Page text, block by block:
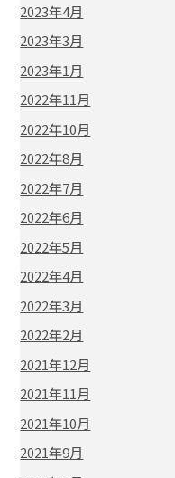
2023年4月
2023年3月
2023年1月
2022年11月
2022年10月
2022年8月
2022年7月
2022年6月
2022年5月
2022年4月
2022年3月
2022年2月
2021年12月
2021年11月
2021年10月
2021年9月